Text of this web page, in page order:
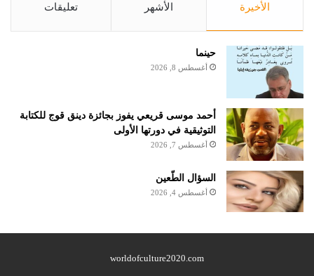
الأخيرة الأشهر تعليقات
حينما
أغسطس 8, 2026
أحمد موسى قريعي يفوز بجائزة دينق قوج للكتابة
التوثيقية في دورتها الأولى
أغسطس 7, 2026
السؤال الطّعين
أغسطس 4, 2026
worldofculture2020.com